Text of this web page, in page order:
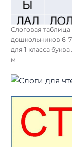
Слоговая
дошкольников 6-7
для 1 класса
м